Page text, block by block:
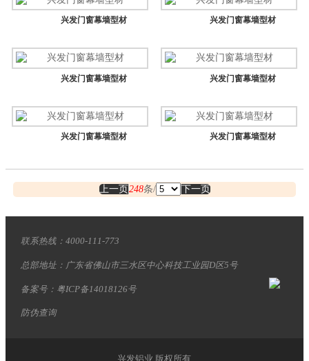
兴发门窗幕墙型材 兴发门窗幕墙型材
兴发门窗幕墙型材 兴发门窗幕墙型材
兴发门窗幕墙型材 兴发门窗幕墙型材
上一页248条/ 下一页
联系热线：4000-111-773
总部地址：广东省佛山市三水区中心科技工业园D区5号
备案号：粤ICP备14018126号
防伪查询